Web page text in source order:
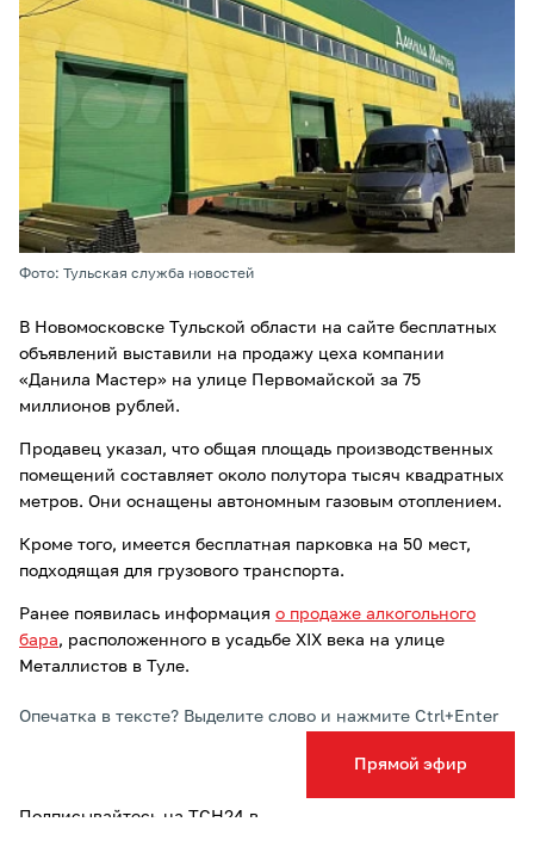
Прямой эфир
Фото: Тульская служба новостей
В Новомосковске Тульской области на сайте бесплатных
объявлений выставили на продажу цеха компании
«Данила Мастер» на улице Первомайской за 75
миллионов рублей.
Продавец указал, что общая площадь производственных
помещений составляет около полутора тысяч квадратных
метров. Они оснащены автономным газовым отоплением.
Кроме того, имеется бесплатная парковка на 50 мест,
подходящая для грузового транспорта.
Ранее появилась информация о продаже алкогольного
бара, расположенного в усадьбе XIX века на улице
Металлистов в Туле.
Опечатка в тексте? Выделите слово и нажмите Ctrl+Enter
Подписывайтесь на ТСН24 в